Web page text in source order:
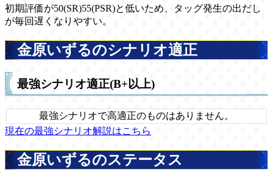
初期評価が50(SR)55(PSR)と低いため、タッグ発生の出だし
が毎回遅くなりやすい。
金原いずるのシナリオ適正
最強シナリオ適正(B+以上)
最強シナリオで高適正のものはありません。
現在の最強シナリオ解説はこちら
金原いずるのステータス